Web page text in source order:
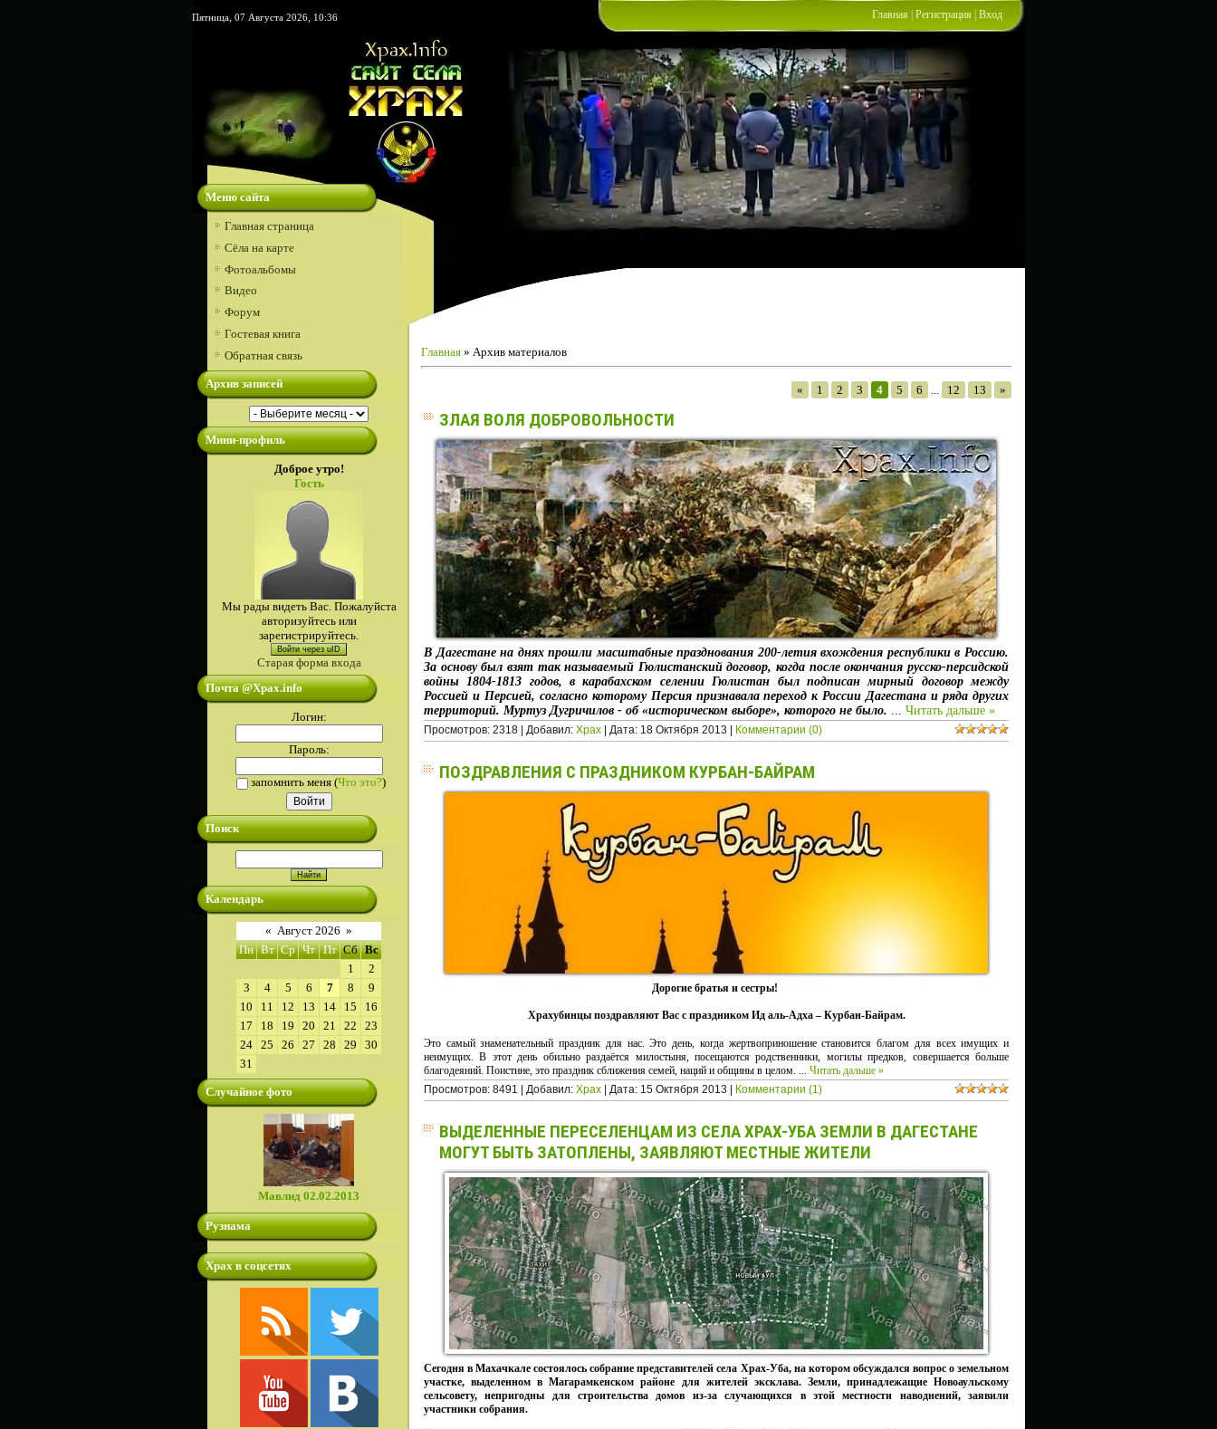
Пятница, 07 Августа 2026, 10:36 Главная Регистрация Вход
Меню сайта
Главная страница
Сёла на карте
Фотоальбомы
Видео
Форум
Гостевая книга
Обратная связь
Архив записей
Мини-профиль
Доброе утро!
Гость
Мы рады видеть Вас. Пожалуйста
авторизуйтесь или
зарегистрируйтесь.
Войти через uID
Старая форма входа
Почта @Xpax.info
Логин:
Пароль:
запомнить меня(Что это?)
Поиск
Календарь
« Август 2026 »
Пн Вт Ср Чт Пт Сб Вс
1
2
3
4 5 6 7 8
9
10
11 12 13 14 15
16
17
18 19 20 21 22
23
24 25 26 27 28 29
30
31
Случайное фото
Мавлид 02.02.2013
Рузнама
Храх в соцсетях
Главная » Архив материалов
« 1 2 3 4 5 6 ... 12 13 »
ЗЛАЯ ВОЛЯ ДОБРОВОЛЬНОСТИ
В Дагестане на днях прошли масштабные празднования 200-летия вхождения республики в Россию.
За основу был взят так называемый Гюлистанский договор, когда после окончания русско-персидской
войны 1804-1813 годов, в карабахском селении Гюлистан был подписан мирный договор между
Россией и Персией, согласно которому Персия признавала переход к России Дагестана и ряда других
территорий. Муртуз Дугричилов - об «историческом выборе», которого не было. ... Читать дальше »
Просмотров: 2318 | Добавил: Xpax | Дата: 18 Октября 2013 Комментарии (0)
ПОЗДРАВЛЕНИЯ С ПРАЗДНИКОМ КУРБАН-БАЙРАМ
Дорогие братья и сестры!
Храхубинцы поздравляют Вас с праздником Ид аль-Адха – Курбан-Байрам.
Это самый знаменательный праздник для нас. Это день, когда жертвоприношение становится благом для всех имущих и
неимущих. В этот день обильно раздаётся милостыня, посещаются родственники, могилы предков, совершается больше
благодеяний. Поистине, это праздник сближения семей, наций и общины в целом. ... Читать дальше »
Просмотров: 8491 | Добавил: Xpax | Дата: 15 Октября 2013 Комментарии (1)
ВЫДЕЛЕННЫЕ ПЕРЕСЕЛЕНЦАМ ИЗ СЕЛА ХРАХ-УБА ЗЕМЛИ В ДАГЕСТАНЕ
МОГУТ БЫТЬ ЗАТОПЛЕНЫ, ЗАЯВЛЯЮТ МЕСТНЫЕ ЖИТЕЛИ
Сегодня в Махачкале состоялось собрание представителей села Храх-Уба, на котором обсуждался вопрос о земельном
участке, выделенном в Магарамкенском районе для жителей эксклава. Земли, принадлежащие Новоаульскому
сельсовету, непригодны для строительства домов из-за случающихся в этой местности наводнений, заявили
участники собрания.